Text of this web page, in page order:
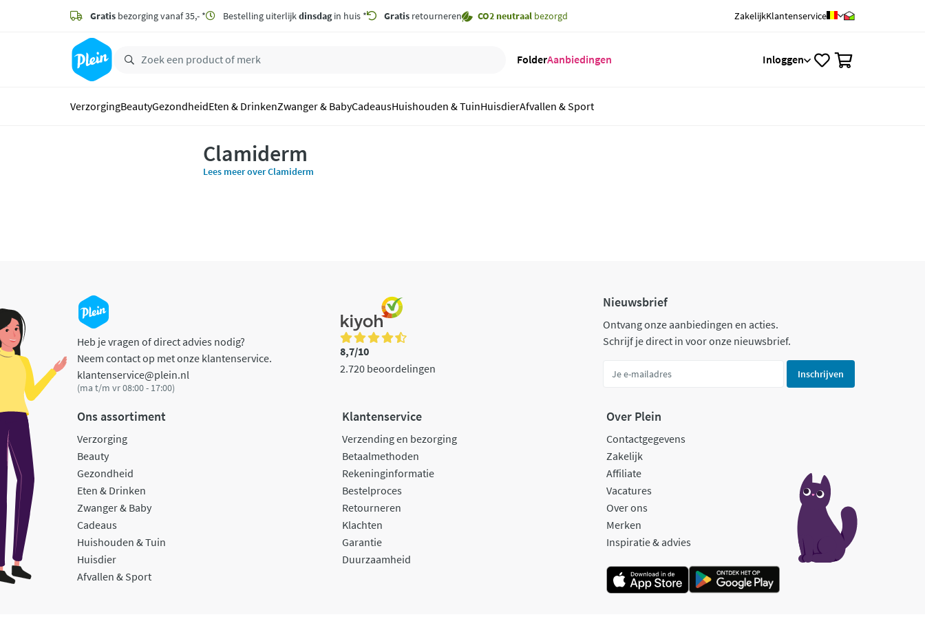
zoeken
hoofdinhoud
Gratis bezorging vanaf 35,- * Bestelling uiterlijkdinsdagin huis * Gratis retourneren CO2 neutraal bezorgd ZakelijkKlantenservice
FolderAanbiedingen Inloggen
VerzorgingBeautyGezondheidEten & DrinkenZwanger & BabyCadeausHuishouden & TuinHuisdierAfvallen & Sport
Clamiderm
Lees meer over Clamiderm
Heb je vragen of direct advies nodig?
Neem contact op met onze klantenservice.
klantenservice@plein.nl
(ma t/m vr 08:00 - 17:00)
8,7/10
2.720 beoordelingen
Nieuwsbrief
Ontvang onze aanbiedingen en acties.
Schrijf je direct in voor onze nieuwsbrief.
Inschrijven
Ons assortiment
Verzorging
Beauty
Gezondheid
Eten & Drinken
Zwanger & Baby
Cadeaus
Huishouden & Tuin
Huisdier
Afvallen & Sport
Klantenservice
Verzending en bezorging
Betaalmethoden
Rekeninginformatie
Bestelproces
Retourneren
Klachten
Garantie
Duurzaamheid
Over Plein
Contactgegevens
Zakelijk
Affiliate
Vacatures
Over ons
Merken
Inspiratie & advies